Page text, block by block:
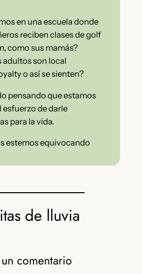
en una escuela donde
reciben clases de golf
como sus mamás?
adultos son local
o así se sienten?
pensando que estamos
esfuerzo de darle
para la vida.
estemos equivocando
de lluvia
comentario